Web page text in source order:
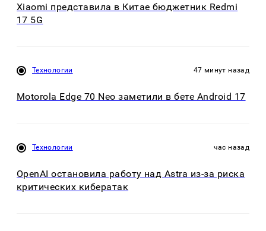
Xiaomi представила в Китае бюджетник Redmi
17 5G
Технологии 47 минут назад
Motorola Edge 70 Neo заметили в бете Android 17
Технологии час назад
OpenAI остановила работу над Astra из-за риска
критических кибератак